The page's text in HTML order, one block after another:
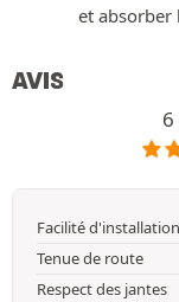
et absorber
AVIS
Facilité d'installation
Tenue de route
Respect des jantes